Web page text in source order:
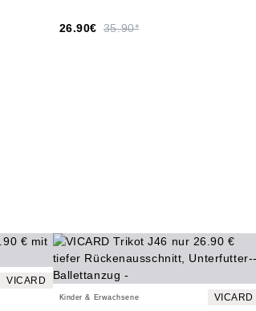
26.90€ 35.90*
VICARD
Kinder & Erwachsene VICARD